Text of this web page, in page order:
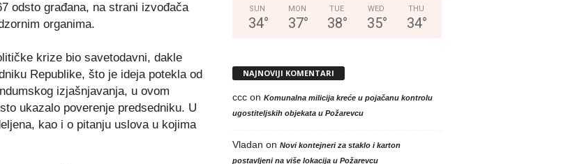
odsto građana, na strani izvođača
organima.
krize bio savetodavni, dakle
Republike, što je ideja potekla od
izjašnjavanja, u ovom
ukazalo poverenje predsedniku. U
kao i o pitanju uslova u kojima
SUN
34°
MON
37°
TUE
38°
WED
35°
THU
34°
NAJNOVIJI KOMENTARI
cccon Komunalna milicija kreće u pojačanu kontrolu
ugostiteljskih objekata u Požarevcu
Vladan on Novi kontejneri za staklo i karton
postavljeni na više lokacija u Požarevcu